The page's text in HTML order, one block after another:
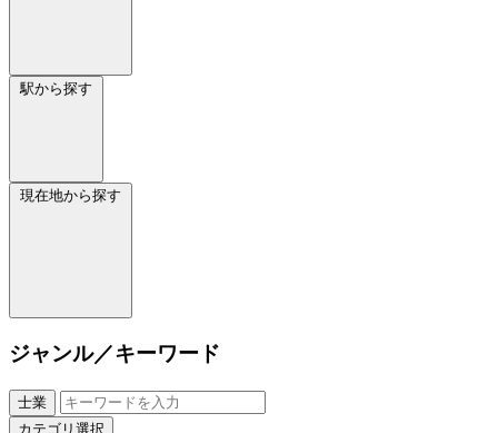
駅から探す
現在地から探す
ジャンル／キーワード
士業
カテゴリ選択